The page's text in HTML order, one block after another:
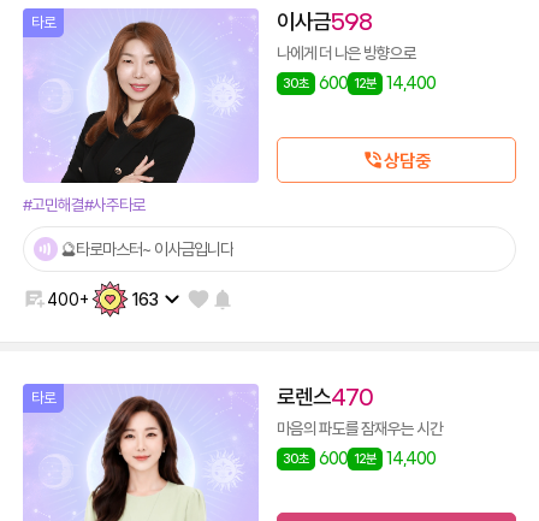
타로 이사금598
나에게 더 나은 방향으로
30초 600 12분 14,400
상담중
#고민해결#사주타로
🔮타로마스터~ 이사금입니다
400+ 163
타로 로렌스470
마음의 파도를 잠재우는 시간
30초 600 12분 14,400